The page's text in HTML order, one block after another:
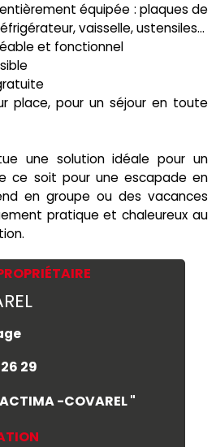
équipée : plaques de
vaisselle, ustensiles…
et fonctionnel
place, pour un séjour en toute
une solution idéale pour un
ce soit pour une escapade en
en groupe ou des vacances
pratique et chaleureux au
29
-COVAREL "